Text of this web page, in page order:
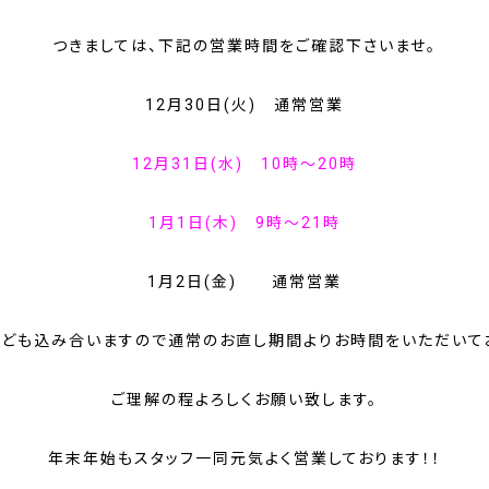
つきましては、下記の営業時間をご確認下さいませ。
12月30日(火) 通常営業
12月31日(水) 10時～20時
1月1日(木) 9時～21時
1月2日(金) 通常営業
も込み合いますので通常のお直し期間よりお時間をいただいて
ご理解の程よろしくお願い致します。
年末年始もスタッフ一同元気よく営業しております！！